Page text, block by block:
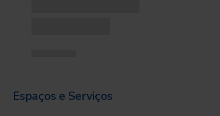
Espaços e Serviços